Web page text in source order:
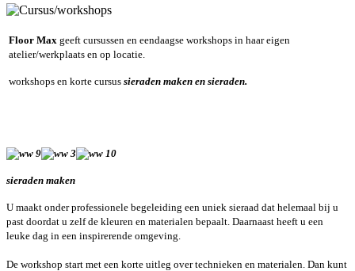
Floor Max geeft cursussen en eendaagse workshops in haar eigen
atelier/werkplaats en op locatie.
workshops en korte cursus sieraden maken en sieraden.
sieraden maken
U maakt onder professionele begeleiding een uniek sieraad dat helemaal bij u
past doordat u zelf de kleuren en materialen bepaalt. Daarnaast heeft u een
leuke dag in een inspirerende omgeving.
De workshop start met een korte uitleg over technieken en materialen. Dan kunt